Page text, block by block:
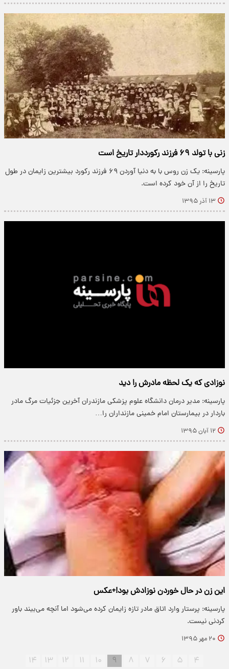
زنی با تولد ۶۹ فرزند رکورددار تاریخ است
پارسینه: یک زن روس با به دنیا آوردن ۶۹ فرزند رکورد بیشترین زایمان در طول
تاریخ را از آن خود کرده است.
۱۳ آذر ۱۳۹۵
نوزادی که یک لحظه مادرش را دید
پارسینه: مدیر درمان دانشگاه علوم پزشکی مازندران آخرین جزئیات مرگ مادر
باردار در بیمارستان امام خمینی مازنداران را…
۱۲ آبان ۱۳۹۵
این زن در حال خوردن نوزادش بود!+عکس
پارسینه: پرستار وارد اتاق مادر تازه زایمان کرده می‌شود اما آنچه می‌بیند باور
کردنی نیست.
۲۰ مهر ۱۳۹۵
۴ ۵ ۶ ۷ ۸ ۹ ۱۰ ۱۱ ۱۲ ۱۳ ۱۴